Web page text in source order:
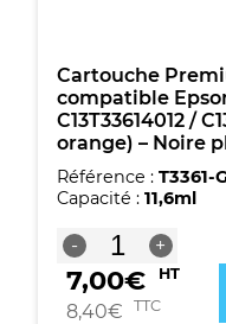
Cyan
Cartouche
compatible Epson
C13T33614012 /
orange) – Noire
Référence : T3361-
Capacité : 11,6ml
-
quantité
de
Cartouche
Premium
+
7,00€ HT
8,40€ TTC